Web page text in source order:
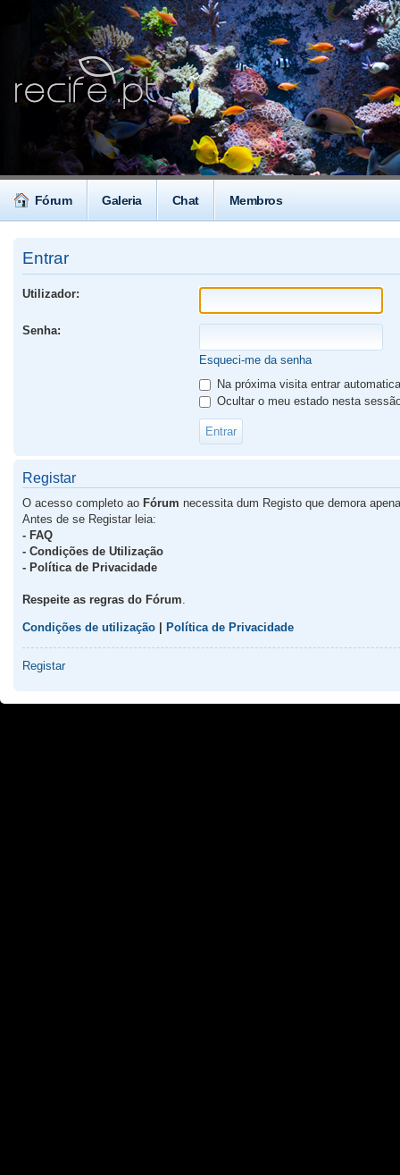
Fórum Galeria Chat Membros
Entrar
Utilizador:
Senha:
Esqueci-me da senha
Na próxima visita entrar
Ocultar o meu estado nesta
Registar
O acesso completo ao Fórum necessita dum Registo que demora
Antes de se Registar leia:
- FAQ
- Condições de Utilização
- Política de Privacidade
Respeite as regras do Fórum
Condições de utilização Política de Privacidade
Registar